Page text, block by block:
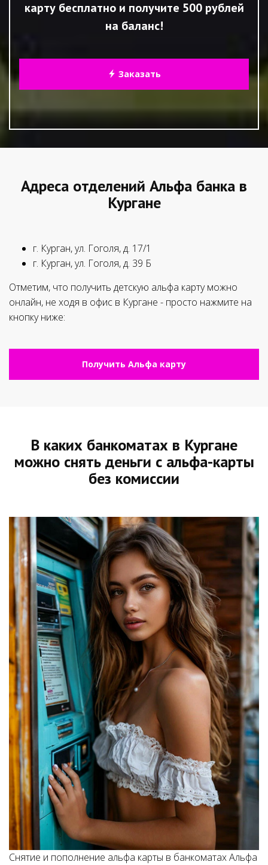
карту бесплатно и получите 500 рублей
на баланс!
Заказать
Адреса отделений Альфа банка в
Кургане
г. Курган, ул. Гоголя, д. 17/1
г. Курган, ул. Гоголя, д. 39 Б
Отметим, что получить детскую альфа карту можно
онлайн, не ходя в офис в Кургане - просто нажмите на
кнопку ниже:
Получить Альфа карту
В каких банкоматах в Кургане
можно снять деньги с альфа-карты
без комиссии
Снятие и пополнение альфа карты в банкоматах Альфа